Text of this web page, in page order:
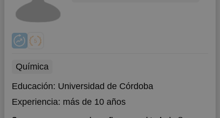
Química
Educación: Universidad de Córdoba
Experiencia: más de 10 años